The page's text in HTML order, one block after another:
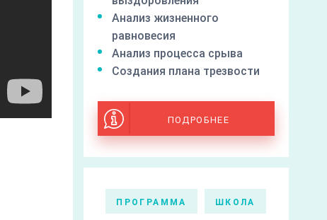
Анализ жизненного
равновесия
Анализ процесса срыва
Создания плана трезвости
ПОДРОБНЕЕ
ПРОГРАММА ШКОЛА